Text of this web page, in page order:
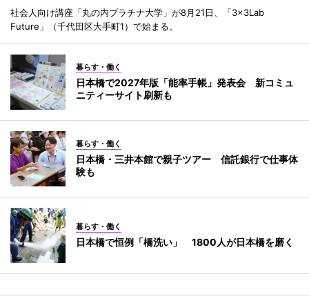
社会人向け講座「丸の内プラチナ大学」が8月21日、「3×3Lab
Future」（千代田区大手町1）で始まる。
暮らす・働く
日本橋で2027年版「能率手帳」発表会 新コミュ
ニティーサイト刷新も
暮らす・働く
日本橋・三井本館で親子ツアー 信託銀行で仕事体
験も
暮らす・働く
日本橋で恒例「橋洗い」 1800人が日本橋を磨く